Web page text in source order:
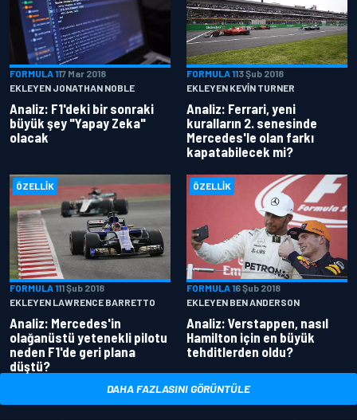
FORMULA 117 Mar 2018
EKLEYEN JONATHAN NOBLE
Analiz: F1'deki bir sonraki
büyük şey "Yapay Zeka"
olacak
FORMULA 113 Şub 2018
EKLEYEN KEVIN TURNER
Analiz: Ferrari, yeni
kuralların 2. senesinde
Mercedes'le olan farkı
kapatabilecek mi?
ÖZELLIK
FORMULA 111 Şub 2018
EKLEYEN LAWRENCE BARRETTO
Analiz: Mercedes'in
olağanüstü yetenekli pilotu
neden F1'de geri plana
düştü?
ÖZELLIK
FORMULA 16 Şub 2018
EKLEYEN BEN ANDERSON
Analiz: Verstappen, nasıl
Hamilton için en büyük
tehditlerden oldu?
DAHA FAZLASINI GÖRÜNTÜLE